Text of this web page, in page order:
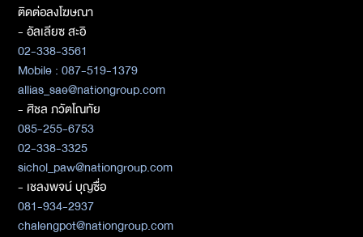
ติดต่อลงโฆษณา
- อัลเลียซ สะอิ
02-338-3561
Mobile : 087-519-1379
allias_sae@nationgroup.com
- ศิชล ภวัตโณทัย
085-255-6753
02-338-3325
sichol_paw@nationgroup.com
- เชลงพจน์ บุญซื่อ
081-934-2937
chalengpot@nationgroup.com